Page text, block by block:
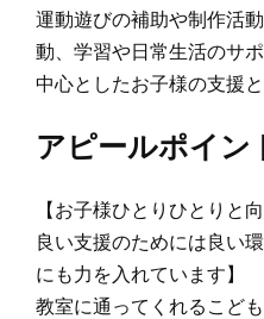
運動遊びの補助や制作活
動、学習や日常生活のサ
中心としたお子様の支援
アピールポイン
【お子様ひとりひとりと
良い支援のためには良い
にも力を入れています】
教室に通ってくれるこど